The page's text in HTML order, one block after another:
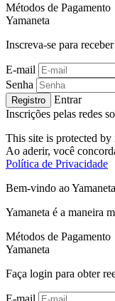
Métodos de Pagamento
Yamaneta
Inscreva-se para
E-mail
Senha
Registro
Entrar
Inscrições pelas redes
This site is protected
Ao aderir, você
Política de Privacidade
Bem-vindo aoYamaneta
Yamaneta é a maneira
Métodos de Pagamento
Yamaneta
Faça login para obter
E-mail